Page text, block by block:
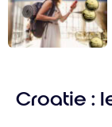
destinations où
Croatie :